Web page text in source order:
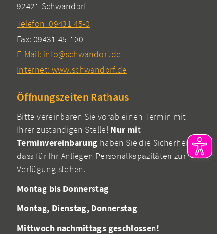
92421 Schwandorf
Telefon: 09431 45-0
Fax: 09431 45-100
E-Mail: info@schwandorf.de
Internet: www.schwandorf.de
Öffnungszeiten Rathaus
Bitte vereinbaren Sie vorab einen Termin mit
Ihrer zuständigen Stelle! Nur mit
Terminvereinbarung haben Sie die Sicherheit,
dass für Ihr Anliegen Personalkapazitäten zur
Verfügung stehen.
Montag bis Donnerstag
Montag, Dienstag, Donnerstag
Mittwoch nachmittags geschlossen!